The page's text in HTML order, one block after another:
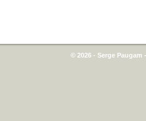
© 2026 - Serge